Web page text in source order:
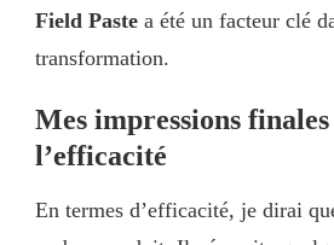
Field Paste a été un facteur clé
transformation.
Mes impressions
l’efficacité
En termes d’efficacité, je dirai